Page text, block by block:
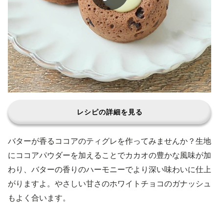
レシピの詳細を見る
バターが香るココアのティグレを作ってみませんか？生地
にココアパウダーを加えることでカカオの豊かな風味が加
わり、バターの香りのハーモニーでより深い味わいに仕上
がりますよ。やさしい甘さのホワイトチョコのガナッシュ
もよく合います。